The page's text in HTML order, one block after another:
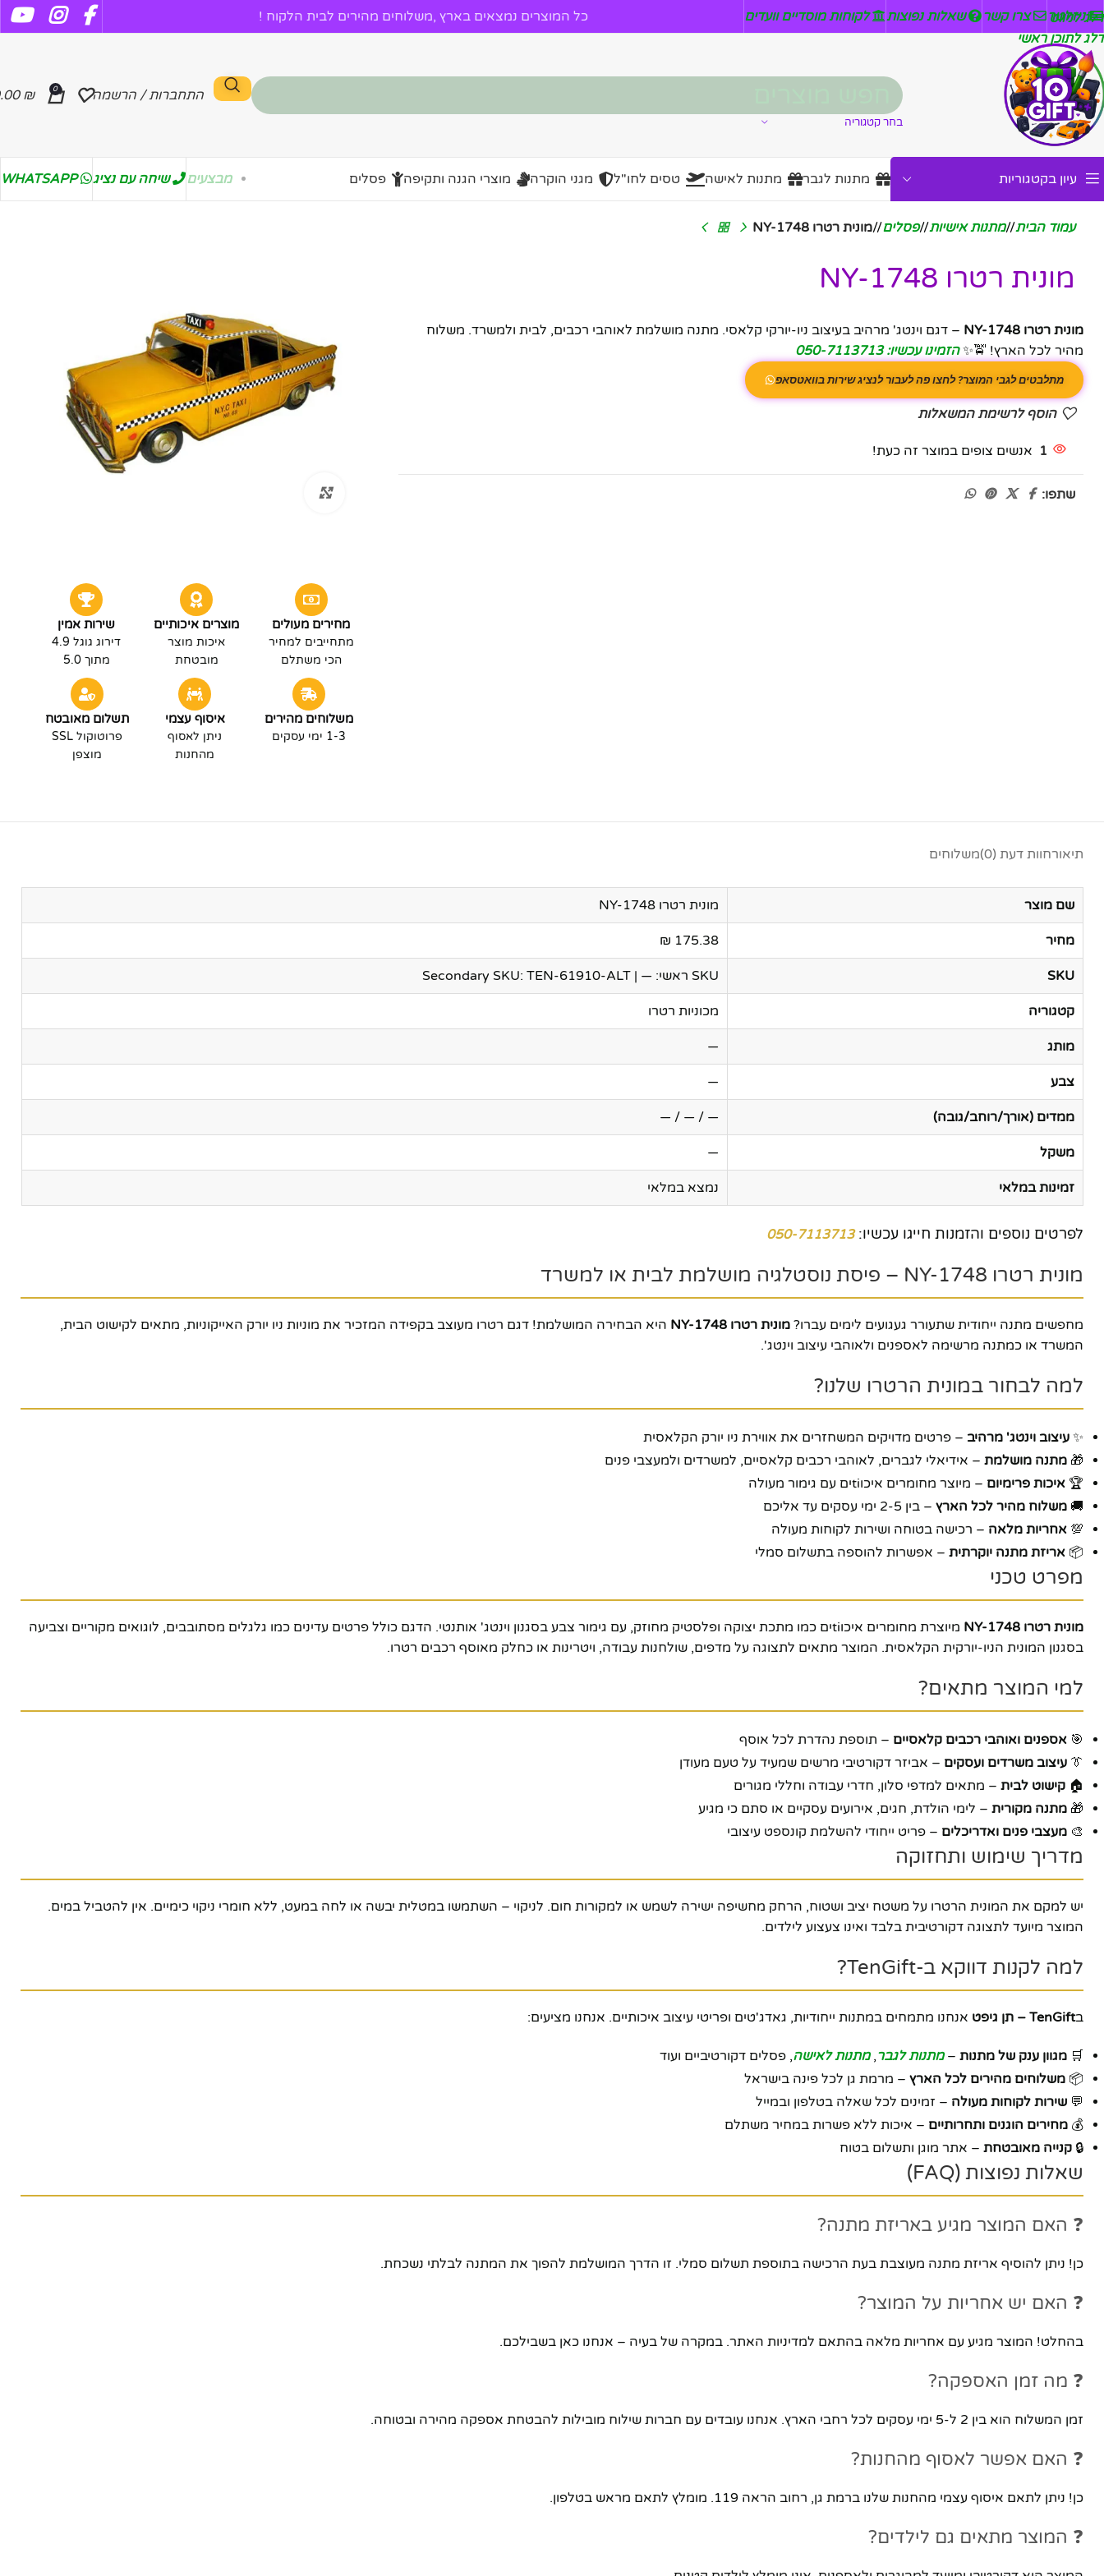
דלג לניווט
דלג לתוכן ראשי
ניזלטר צרו קשר שאלות נפוצות לקוחות מוסדיים וועדים כל המוצרים נמצאים בארץ ,משלוחים מהירים לבית הלקוח !
בחר קטגוריה
התחברות / הרשמה 0
₪
עיון בקטגוריות מתנות לגבר מתנות לאישה טסים לחו"ל מגני הוקרה מוצרי הגנה ותקיפה פסלים מבצעים שיחה עם נציג WHATSAPP
מחירים מעולים
מתחייבים למחיר
הכי משתלם
מוצרים איכותיים
איכות מוצר
מובטחת
שירות אמין
דירוג גוגל 4.9
מתוך 5.0
משלוחים מהירים
1-3 ימי עסקים
איסוף עצמי
ניתן לאסוף
מהחנות
תשלום מאובטח
פרוטוקול SSL
מוצפן
עמוד הבית/ מתנות אישיות/ פסלים/ מונית רטרו NY-1748
מונית רטרו NY-1748
מונית רטרו NY-1748
– דגם וינטג' מרהיב בעיצוב ניו-יורקי קלאסי. מתנה מושלמת לאוהבי רכבים, לבית ולמשרד. משלוח
מהיר לכל הארץ! 🚖✨הזמינו עכשיו: 050-7113713
מתלבטים לגבי המוצר? לחצו פה לעבור לנציג שירות בוואטסאפ
הוסף לרשימת המשאלות
1 אנשים צופים במוצר זה כעת!
שתפו:
תיאורחוות דעת (0) משלוחים
שם מוצר מונית רטרו NY-1748
מחיר 175.38 ₪
SKU SKU ראשי: — | Secondary SKU: TEN-61910-ALT
קטגוריה מכוניות רטרו
מותג —
צבע —
ממדים (אורך/רוחב/גובה) — / — / —
משקל —
זמינות במלאי נמצא במלאי
לפרטים נוספים והזמנות חייגו עכשיו:050-7113713
מונית רטרו NY-1748 – פיסת נוסטלגיה מושלמת לבית או למשרד
מחפשים מתנה ייחודית שתעורר געגועים לימים עברו? מונית רטרו NY-1748
היא הבחירה המושלמת! דגם רטרו מעוצב בקפידה המזכיר את מוניות ניו יורק האייקוניות, מתאים לקישוט הבית,
המשרד או כמתנה מרשימה לאספנים ולאוהבי עיצוב וינטג'.
למה לבחור במונית הרטרו שלנו?
✨ עיצוב וינטג' מרהיב – פרטים מדויקים המשחזרים את אווירת ניו יורק הקלאסית
🎁 מתנה מושלמת – אידיאלי לגברים, לאוהבי רכבים קלאסיים, למשרדים ולמעצבי פנים
🏆 איכות פרימיום – מיוצר מחומרים איכוtiים עם גימור מעולה
🚚 משלוח מהיר לכל הארץ – בין 2-5 ימי עסקים עד אליכם
💯 אחריות מלאה – רכישה בטוחה ושירות לקוחות מעולה
📦 אריזת מתנה יוקרתית – אפשרות להוספה בתשלום סמלי
מפרט טכני
מונית רטרו NY-1748
מיוצרת מחומרים איכוtiים כמו מתכת יצוקה ופלסטיק מחוזק, עם גימור צבע בסגנון וינטג' אותנטי. הדגם כולל פרטים עדינים כמו גלגלים מסתובבים, לוגואים מקוריים וצביעה
בסגנון המונית הניו-יורקית הקלאסית. המוצר מתאים לתצוגה על מדפים, שולחנות עבודה, ויטרינות או כחלק מאוסף רכבים רטרו.
למי המוצר מתאים?
🎯 אספנים ואוהבי רכבים קלאסיים – תוספת נהדרת לכל אוסף
👔 עיצוב משרדים ועסקים – אביזר דקורטיבי מרשים שמעיד על טעם מעודן
🏠 קישוט לבית – מתאים למדפי סלון, חדרי עבודה וחללי מגורים
🎁 מתנה מקורית – לימי הולדת, חגים, אירועים עסקיים או סתם כי מגיע
🎨 מעצבי פנים ואדריכלים – פריט ייחודי להשלמת קונספט עיצובי
מדריך שימוש ותחזוקה
יש למקם את המונית הרטרו על משטח יציב ושטוח, הרחק מחשיפה ישירה לשמש או למקורות חום. לניקוי – השתמשו במטלית יבשה או לחה במעט, ללא חומרי ניקוי כימיים. אין להטביל במים.
המוצר מיועד לתצוגה דקורטיבית בלבד ואינו צעצוע לילדים.
למה לקנות דווקא ב-TenGift?
בTenGift – תן גיפט אנחנו מתמחים במתנות ייחודיות, גאדג'טים ופריטי עיצוב איכותיים. אנחנו מציעים:
🛒 מגוון ענק של מתנות –מתנות לגבר,מתנות לאישה, פסלים דקורטיביים ועוד
📦 משלוחים מהירים לכל הארץ – מרמת גן לכל פינה בישראל
💬 שירות לקוחות מעולה – זמינים לכל שאלה בטלפון ובמייל
💰 מחירים הוגנים ותחרותיים – איכות ללא פשרות במחיר משתלם
🔒 קנייה מאובטחת – אתר מוגן ותשלום בטוח
שאלות נפוצות (FAQ)
❓ האם המוצר מגיע באריזת מתנה?
כן! ניתן להוסיף אריזת מתנה מעוצבת בעת הרכישה בתוספת תשלום סמלי. זו הדרך המושלמת להפוך את המתנה לבלתי נשכחת.
❓ האם יש אחריות על המוצר?
בהחלט! המוצר מגיע עם אחריות מלאה בהתאם למדיניות האתר. במקרה של בעיה – אנחנו כאן בשבילכם.
❓ מה זמן האספקה?
זמן המשלוח הוא בין 2 ל-5 ימי עסקים לכל רחבי הארץ. אנחנו עובדים עם חברות שילוח מובילות להבטחת אספקה מהירה ובטוחה.
❓ האם אפשר לאסוף מהחנות?
כן! ניתן לתאם איסוף עצמי מהחנות שלנו ברמת גן, רחוב הראה 119. מומלץ לתאם מראש בטלפון.
❓ המוצר מתאים גם לילדים?